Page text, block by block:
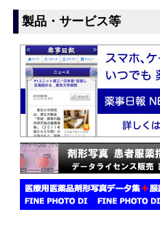
製品・サービス等